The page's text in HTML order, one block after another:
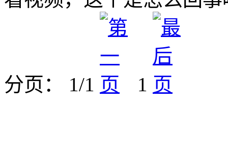
分页： 1/1 1